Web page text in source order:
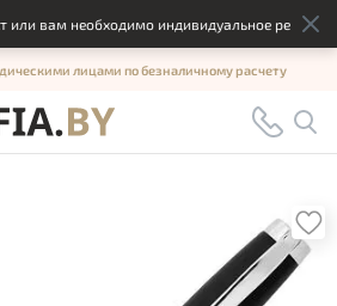
вам необходимо индивидуальное
лицами по безналичному расчету